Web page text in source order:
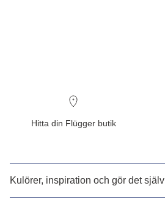
Hitta din Flügger butik
Kulörer, inspiration och gör det själv